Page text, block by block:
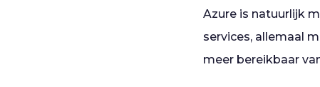
Azure is natuurlijk
services, allemaal
meer bereikbaar